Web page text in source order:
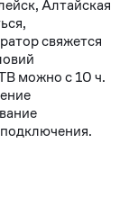
Алтайская
свяжется
можно с 10 ч.